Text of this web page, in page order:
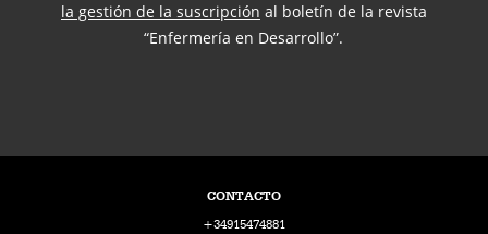
la gestión de la suscripción al boletín de la revista
“Enfermería en Desarrollo”.
CONTACTO
+34915474881